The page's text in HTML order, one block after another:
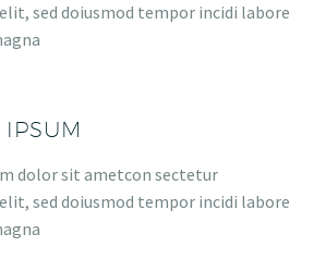
sed doiusmod tempor incidi labore
IPSUM
dolor sit ametcon sectetur
sed doiusmod tempor incidi labore